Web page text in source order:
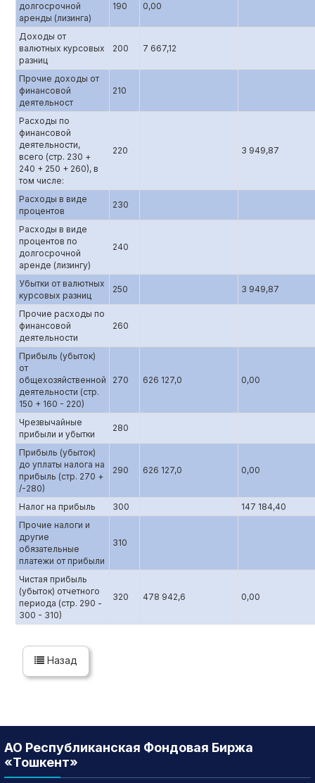
долгосрочной
аренды (лизинга)
190 0,00
Доходы от
валютных курсовых
разниц
200 7 667,12
Прочие доходы от
финансовой
деятельност
210
Расходы по
финансовой
деятельности,
всего (стр. 230 +
240 + 250 + 260), в
том числе:
220 3 949,87
Расходы в виде
процентов
230
Расходы в виде
процентов по
долгосрочной
аренде (лизингу)
240
Убытки от валютных
курсовых разниц
250 3 949,87
Прочие расходы по
финансовой
деятельности
260
Прибыль (убыток)
от
общехозяйственной
деятельности (стр.
150 + 160 - 220)
270 626 127,0 0,00
Чрезвычайные
прибыли и убытки
280
Прибыль (убыток)
до уплаты налога на
прибыль (стр. 270 +
/-280)
290 626 127,0 0,00
Налог на прибыль 300
147 184,40
Прочие налоги и
другие
обязательные
платежи от прибыли
310
Чистая прибыль
(убыток) отчетного
периода (стр. 290 -
300 - 310)
320 478 942,6 0,00
Назад
АО Республиканская Фондовая Биржа
«Тошкент»